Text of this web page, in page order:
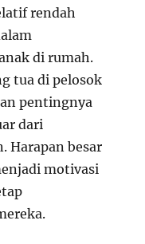
rendah
di rumah.
tua di pelosok
pentingnya
dari
Harapan besar
motivasi